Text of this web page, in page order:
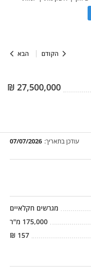
הקודם הבא
27,500,000
₪
עודכן בתאריך: 07/07/2026
מגרשים חקלאיים
175,000 מ"ר
157
₪